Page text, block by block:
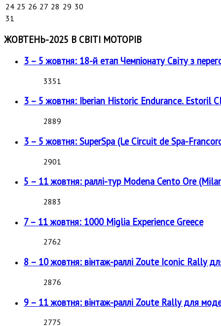
24 25 26 27 28 29 30
31
ЖОВТЕНЬ-2025 В СВІТІ МОТОРІВ
3 – 5 жовтня: 18-й етап Чемпіонату Світу з
3351
3 – 5 жовтня: Iberian Historic Endurance. Estoril
2889
3 – 5 жовтня: SuperSpa (Le Circuit de Spa-
2901
5 – 11 жовтня: раллі-тур Modena Cento Ore
2883
7 – 11 жовтня: 1000 Miglia Experience Greece
2762
8 – 10 жовтня: вінтаж-раллі Zoute Iconic Rally
2876
9 – 11 жовтня: вінтаж-раллі Zoute Rally для
2775